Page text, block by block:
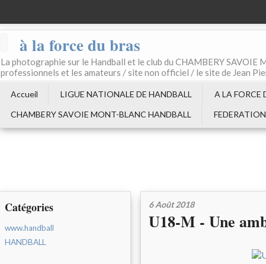
à la force du bras
La photographie sur le Handball et le club du CHAMBERY SAVOIE
professionnels et les amateurs / site non officiel / le site de Jean
Accueil LIGUE NATIONALE DE HANDBALL
A LA FORCE
CHAMBERY SAVOIE MONT-BLANC HANDBALL
Catégories
www.handball
HANDBALL
6 Août 2018
U18-M - Une